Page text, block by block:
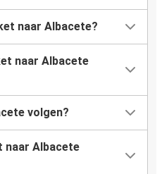
naar Albacete?
naar Albacete
volgen?
naar Albacete